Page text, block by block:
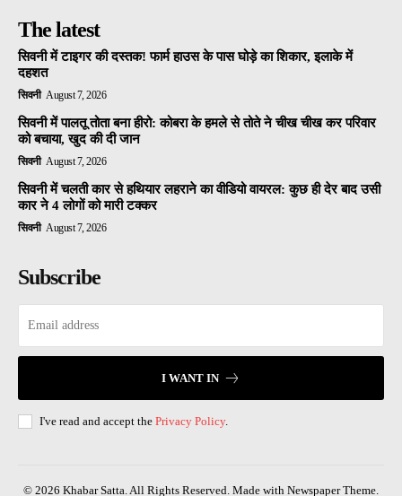
The latest
सिवनी में टाइगर की दस्तक! फार्म हाउस के पास घोड़े का शिकार, इलाके में
दहशत
सिवनी August 7, 2026
सिवनी में पालतू तोता बना हीरो: कोबरा के हमले से तोते ने चीख चीख कर परिवार
को बचाया, खुद की दी जान
सिवनी August 7, 2026
सिवनी में चलती कार से हथियार लहराने का वीडियो वायरल: कुछ ही देर बाद उसी
कार ने 4 लोगों को मारी टक्कर
सिवनी August 7, 2026
Subscribe
I WANT IN
I've read and accept the Privacy Policy.
© 2026 Khabar Satta. All Rights Reserved. Made with Newspaper Theme.